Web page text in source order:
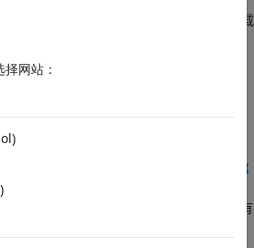
加载
上安装可部署存档。然后在
Production Server 创建和安装可部
创建具有
档。
网站：